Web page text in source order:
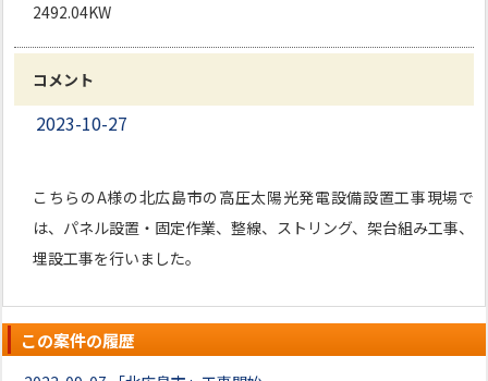
2492.04KW
コメント
2023-10-27
こちらのA様の北広島市の高圧太陽光発電設備設置工事現場で
は、パネル設置・固定作業、整線、ストリング、架台組み工事、
埋設工事を行いました。
この案件の履歴